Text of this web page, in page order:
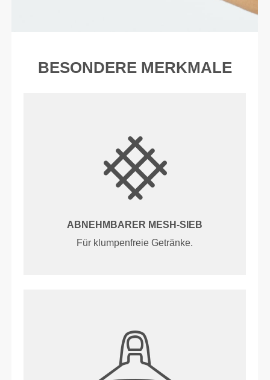
BESONDERE MERKMALE
ABNEHMBARER MESH-SIEB
Für klumpenfreie Getränke.